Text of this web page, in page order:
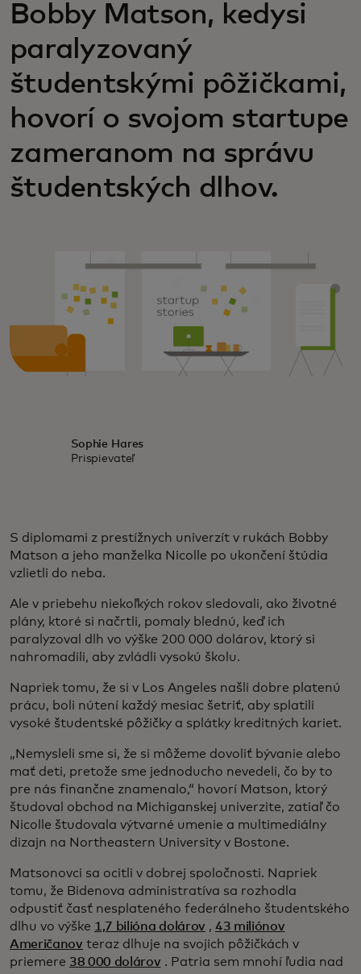
Bobby Matson, kedysi
paralyzovaný
študentskými pôžičkami,
hovorí o svojom startupe
zameranom na správu
študentských dlhov.
Sophie Hares
Prispievateľ
S diplomami z prestížnych univerzít v rukách Bobby
Matson a jeho manželka Nicolle po ukončení štúdia
vzlietli do neba.
Ale v priebehu niekoľkých rokov sledovali, ako životné
plány, ktoré si načrtli, pomaly blednú, keď ich
paralyzoval dlh vo výške 200 000 dolárov, ktorý si
nahromadili, aby zvládli vysokú školu.
Napriek tomu, že si v Los Angeles našli dobre platenú
prácu, boli nútení každý mesiac šetriť, aby splatili
vysoké študentské pôžičky a splátky kreditných kariet.
„Nemysleli sme si, že si môžeme dovoliť bývanie alebo
mať deti, pretože sme jednoducho nevedeli, čo by to
pre nás finančne znamenalo,“ hovorí Matson, ktorý
študoval obchod na Michiganskej univerzite, zatiaľ čo
Nicolle študovala výtvarné umenie a multimediálny
dizajn na Northeastern University v Bostone.
Matsonovci sa ocitli v dobrej spoločnosti. Napriek
tomu, že Bidenova administratíva sa rozhodla
odpustiť časť nesplateného federálneho študentského
dlhu vo výške 1,7 bilióna dolárov , 43 miliónov
Američanov teraz dlhuje na svojich pôžičkách v
priemere 38 000 dolárov . Patria sem mnohí ľudia nad